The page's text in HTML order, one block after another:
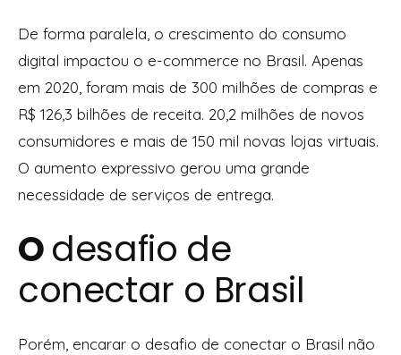
De forma paralela, o crescimento do consumo
digital impactou o e-commerce no Brasil. Apenas
em 2020, foram mais de 300 milhões de compras e
R$ 126,3 bilhões de receita. 20,2 milhões de novos
consumidores e mais de 150 mil novas lojas virtuais.
O aumento expressivo gerou uma grande
necessidade de serviços de entrega.
Odesafio de
conectar o Brasil
Porém, encarar o desafio de conectar o Brasil não